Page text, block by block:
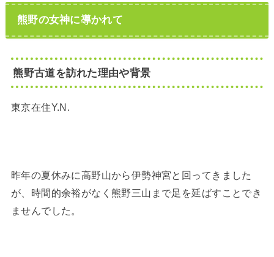
熊野の女神に導かれて
熊野古道を訪れた理由や背景
東京在住Y.N.
昨年の夏休みに高野山から伊勢神宮と回ってきました
が、時間的余裕がなく熊野三山まで足を延ばすことでき
ませんでした。